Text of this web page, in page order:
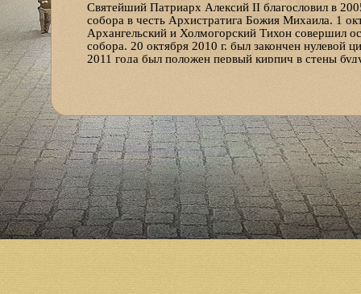
Святейший Патриарх Алексий II благословил в
собора в честь Архистратига Божия Михаила. 1
Архангельский и Холмогорский Тихон совершил
собора. 20 октября 2010 г. был закончен нулевой
2011 года был положен первый кирпич в стены
стен. Завершена корректировка эскизного
тысяч прихожан.
Новый кафедральный собор станет центром
помещениях собора будут действовать
проведения культурно-просветительских
многое другое.